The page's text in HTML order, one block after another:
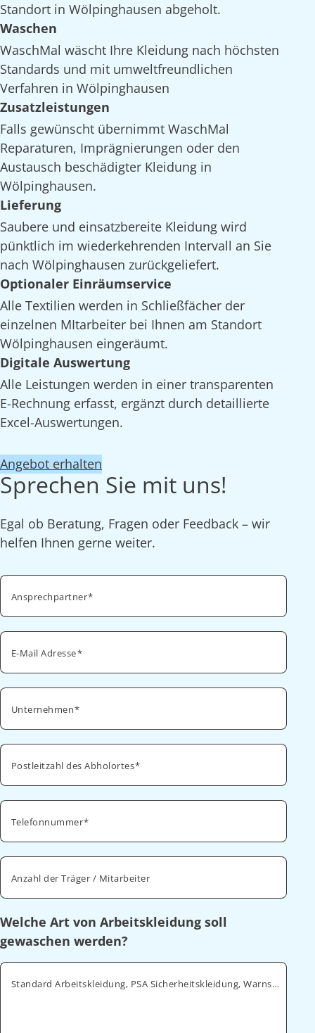
Standort in Wölpinghausen abgeholt.
Waschen
WaschMal wäscht Ihre Kleidung nach höchsten
Standards und mit umweltfreundlichen
Verfahren in Wölpinghausen
Zusatzleistungen
Falls gewünscht übernimmt WaschMal
Reparaturen, Imprägnierungen oder den
Austausch beschädigter Kleidung in
Wölpinghausen.
Lieferung
Saubere und einsatzbereite Kleidung wird
pünktlich im wiederkehrenden Intervall an Sie
nach Wölpinghausen zurückgeliefert.
Optionaler Einräumservice
Alle Textilien werden in Schließfächer der
einzelnen MItarbeiter bei Ihnen am Standort
Wölpinghausen eingeräumt.
Digitale Auswertung
Alle Leistungen werden in einer transparenten
E-Rechnung erfasst, ergänzt durch detaillierte
Excel-Auswertungen.
Angebot erhalten
Sprechen Sie mit uns!
Egal ob Beratung, Fragen oder Feedback – wir
helfen Ihnen gerne weiter.
Ansprechpartner
E-Mail Adresse
Unternehmen
Postleitzahl des Abholortes
Telefonnummer
Anzahl der Träger / Mitarbeiter
Welche Art von Arbeitskleidung soll
gewaschen werden?
Standard Arbeitskleidung, PSA Sicherheitskleidung, Warnschutz, ESD